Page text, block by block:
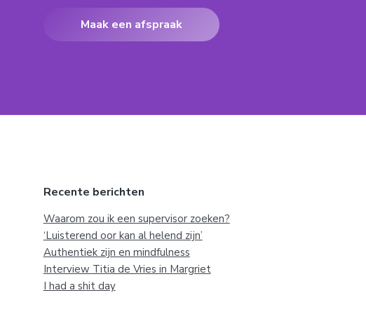
Maak een afspraak
Recente berichten
Waarom zou ik een supervisor zoeken?
‘Luisterend oor kan al helend zijn’
Authentiek zijn en mindfulness
Interview Titia de Vries in Margriet
I had a shit day